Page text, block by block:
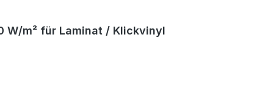
W/m² für Laminat / Klickvinyl